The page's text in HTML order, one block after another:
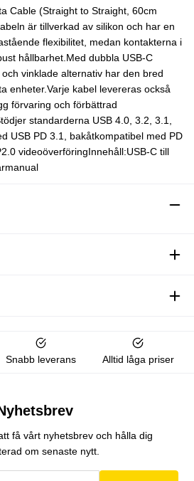
Cable (Straight to Straight, 60cm
är tillverkad av silikon och har en
flexibilitet, medan kontakterna i
hållbarhet.Med dubbla USB-C
vinklade alternativ har den bred
enheter.Varje kabel levereras också
förvaring och förbättrad
standarderna USB 4.0, 3.2, 3.1,
USB PD 3.1, bakåtkompatibel med PD
videoöverföringInnehåll:USB-C till
Snabb leverans Alltid låga priser
få vårt nyhetsbrev och hålla dig
om senaste nytt.